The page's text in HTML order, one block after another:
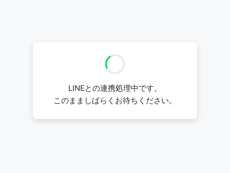
LINEとの連携処理中です。
このまましばらくお待ちください。